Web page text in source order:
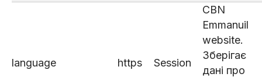
language https Session
CBN
Emmanuil
website.
Зберігає
дані про